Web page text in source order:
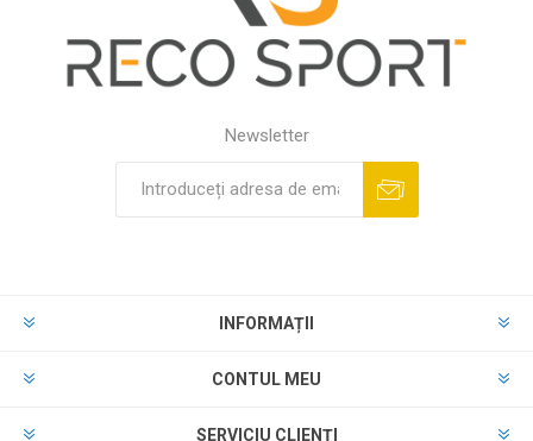
Newsletter
INFORMAȚII
CONTUL MEU
SERVICIU CLIENȚI